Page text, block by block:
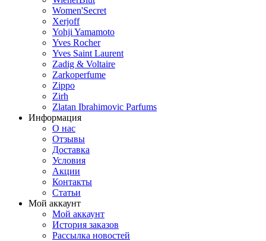
Women'Secret
Xerjoff
Yohji Yamamoto
Yves Rocher
Yves Saint Laurent
Zadig & Voltaire
Zarkoperfume
Zippo
Zirh
Zlatan Ibrahimovic Parfums
Информация
О нас
Отзывы
Доставка
Условия
Aкции
Контакты
Статьи
Мой аккаунт
Мой аккаунт
История заказов
Рассылка новостей